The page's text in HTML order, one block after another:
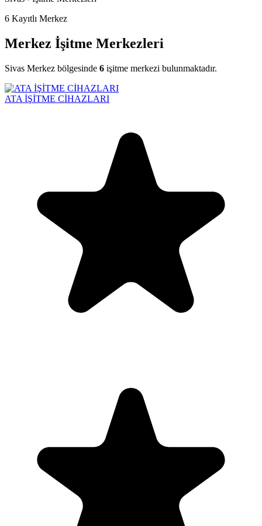
6 Kayıtlı Merkez
Merkez İşitme Merkezleri
Sivas Merkez bölgesinde 6 işitme merkezi bulunmaktadır.
ATA İŞİTME CİHAZLARI